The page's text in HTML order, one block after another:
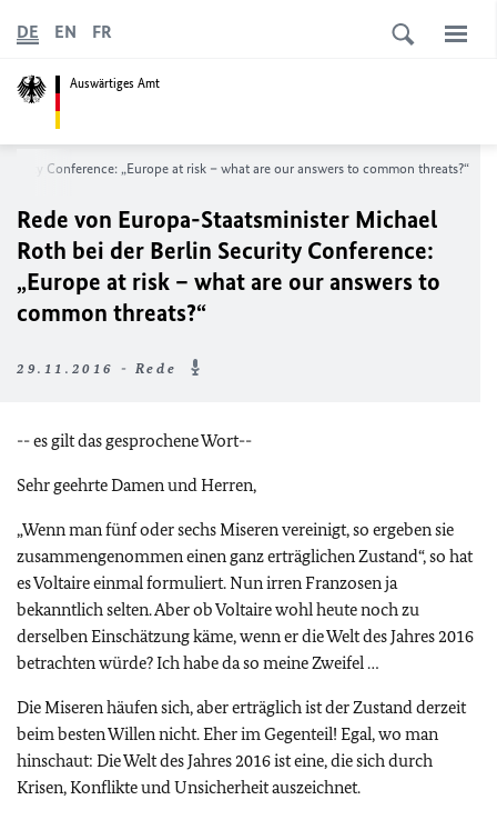
Auswärtiges Amt
DE EN FR
Conference: „Europe at risk – what are our answers to common threats?“
Rede von Europa-Staatsminister Michael
Roth bei der Berlin Security Conference:
„Europe at risk – what are our answers to
common threats?“
29.11.2016 - Rede
-- es gilt das gesprochene Wort--
Sehr geehrte Damen und Herren,
„Wenn man fünf oder sechs Miseren vereinigt, so ergeben sie
zusammengenommen einen ganz erträglichen Zustand“, so hat
es Voltaire einmal formuliert. Nun irren Franzosen ja
bekanntlich selten. Aber ob Voltaire wohl heute noch zu
derselben Einschätzung käme, wenn er die Welt des Jahres 2016
betrachten würde? Ich habe da so meine Zweifel …
Die Miseren häufen sich, aber erträglich ist der Zustand derzeit
beim besten Willen nicht. Eher im Gegenteil! Egal, wo man
hinschaut: Die Welt des Jahres 2016 ist eine, die sich durch
Krisen, Konflikte und Unsicherheit auszeichnet.